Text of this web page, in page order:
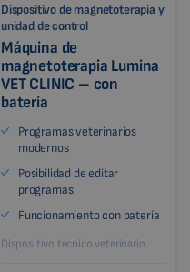
Dispositivo de magnetoterapia y
unidad de control
Máquina de
magnetoterapia Lumina
VET CLINIC – con
batería
Programas veterinarios
modernos
Posibilidad de editar
programas
Funcionamiento con batería
Dispositivo técnico veterinario